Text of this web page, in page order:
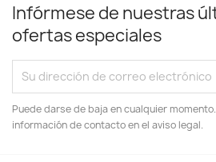
Infórmese de nuestras
ofertas especiales
Puede darse de baja en cualquier
información de contacto en el aviso legal.